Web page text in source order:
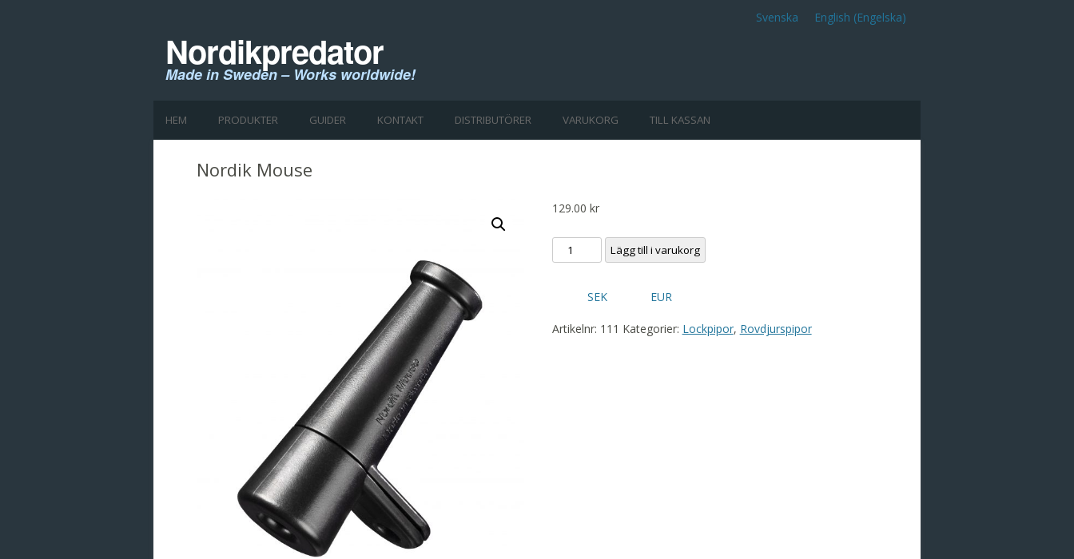
Svenska English (Engelska)
Nordikpredator
Made in Sweden – Works worldwide!
HEM PRODUKTER GUIDER KONTAKT DISTRIBUTÖRER VARUKORG TILL KASSAN
Nordik Mouse
129.00 kr
Nordik
Mouse
Lägg till i varukorg
SEK EUR
Artikelnr: 111 Kategorier: Lockpipor, Rovdjurspipor